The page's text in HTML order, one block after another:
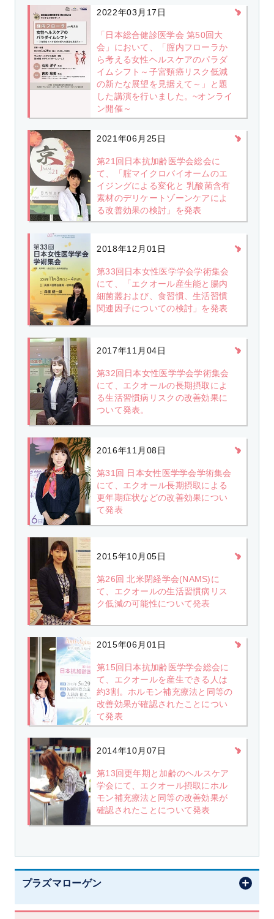
2022年03月17日
「日本総合健診医学会 第50回大
会」において、「腟内フローラか
ら考える女性ヘルスケアのパラダ
イムシフト～子宮頸癌リスク低減
の新たな展望を見据えて～」と題
した講演を行いました。~オンライ
ン開催～
2021年06月25日
第21回日本抗加齢医学会総会に
て、「腟マイクロバイオームのエ
イジングによる変化と 乳酸菌含有
素材のデリケートゾーンケアによ
る改善効果の検討」を発表
2018年12月01日
第33回日本女性医学学会学術集会
にて、「エクオール産生能と腸内
細菌叢および、食習慣、生活習慣
関連因子についての検討」を発表
2017年11月04日
第32回日本女性医学学会学術集会
にて、エクオールの長期摂取によ
る生活習慣病リスクの改善効果に
ついて発表。
2016年11月08日
第31回 日本女性医学学会学術集会
にて、エクオール長期摂取による
更年期症状などの改善効果につい
て発表
2015年10月05日
第26回 北米閉経学会(NAMS)に
て、エクオールの生活習慣病リス
ク低減の可能性について発表
2015年06月01日
第15回日本抗加齢医学学会総会に
て、エクオールを産生できる人は
約3割。ホルモン補充療法と同等の
改善効果が確認されたことについ
て発表
2014年10月07日
第13回更年期と加齢のヘルスケア
学会にて、エクオール摂取にホル
モン補充療法と同等の改善効果が
確認されたことについて発表
プラズマローゲン